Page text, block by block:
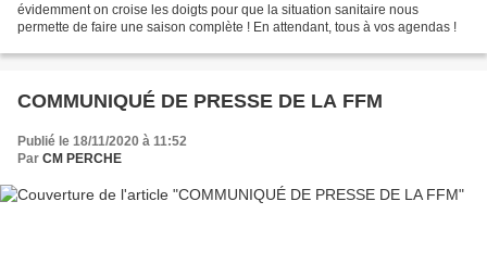
évidemment on croise les doigts pour que la situation sanitaire nous
permette de faire une saison complète ! En attendant, tous à vos agendas !
COMMUNIQUÉ DE PRESSE DE LA FFM
Publié le 18/11/2020 à 11:52
Par CM PERCHE